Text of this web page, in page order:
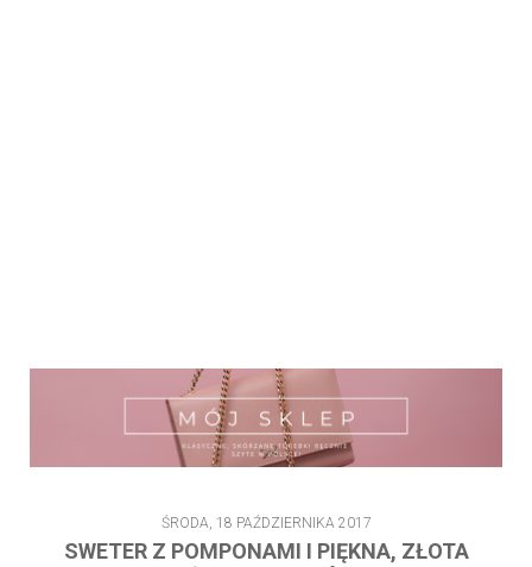
ŚRODA, 18 PAŹDZIERNIKA 2017
SWETER Z POMPONAMI I PIĘKNA, ZŁOTA